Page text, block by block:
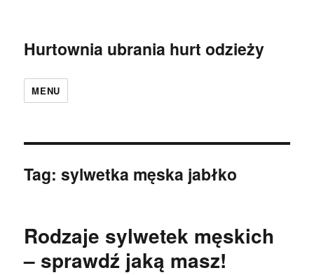
Hurtownia ubrania hurt odzieży
MENU
Tag:sylwetka męska jabłko
Rodzaje sylwetek męskich
– sprawdź jaką masz!